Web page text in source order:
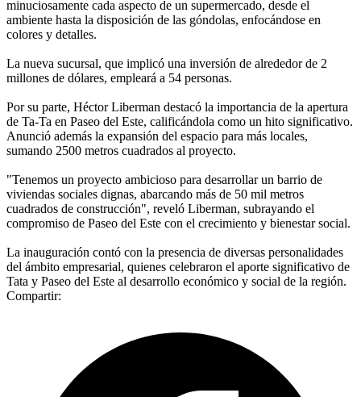
minuciosamente cada aspecto de un supermercado, desde el
ambiente hasta la disposición de las góndolas, enfocándose en
colores y detalles.
La nueva sucursal, que implicó una inversión de alrededor de 2
millones de dólares, empleará a 54 personas.
Por su parte, Héctor Liberman destacó la importancia de la apertura
de Ta-Ta en Paseo del Este, calificándola como un hito significativo.
Anunció además la expansión del espacio para más locales,
sumando 2500 metros cuadrados al proyecto.
"Tenemos un proyecto ambicioso para desarrollar un barrio de
viviendas sociales dignas, abarcando más de 50 mil metros
cuadrados de construcción", reveló Liberman, subrayando el
compromiso de Paseo del Este con el crecimiento y bienestar social.
La inauguración contó con la presencia de diversas personalidades
del ámbito empresarial, quienes celebraron el aporte significativo de
Tata y Paseo del Este al desarrollo económico y social de la región.
Compartir: